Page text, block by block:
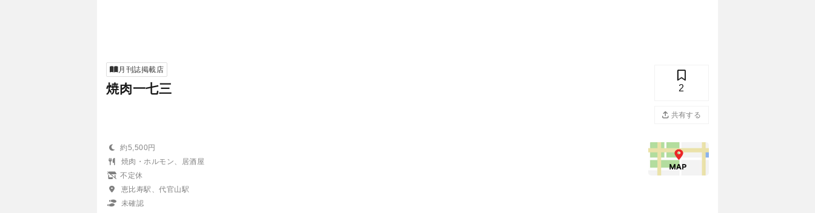
月刊誌掲載店
焼肉一七三 2
共有する
約5,500円
焼肉・ホルモン、居酒屋
不定休
恵比寿駅、代官山駅
未確認